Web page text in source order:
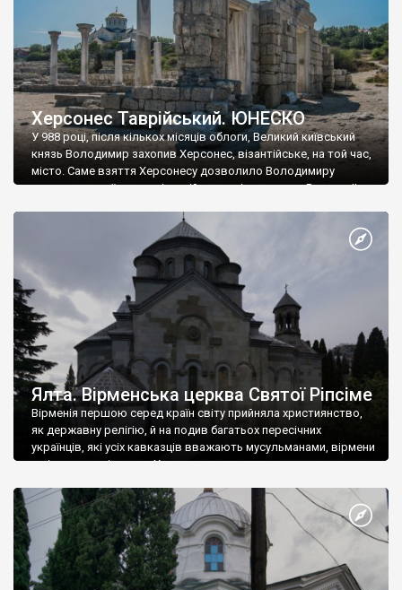
Херсонес Таврійський. ЮНЕСКО
У 988 році, після кількох місяців облоги, Великий київський
князь Володимир захопив Херсонес, візантійське, на той час,
місто. Саме взяття Херсонесу дозволило Володимиру
диктувати свої умови візантійському імператору Василю ІІ, та
Херсонесі Володимир-язичник, став Василем-християнином.
А потім було Хрещення Русі. На честь Херсонесу Таврійського
Ялта. Вірменська церква Святої Ріпсіме
Вірменія першою серед країн світу прийняла християнство,
як державну релігію, й на подив багатьох пересічних
українців, які усіх кавказців вважають мусульманами, вірмени
є відданими вірянами Христа